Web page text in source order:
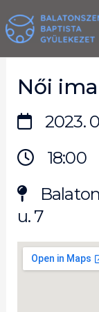
to
content
Női
2023.
18:00
u. 7